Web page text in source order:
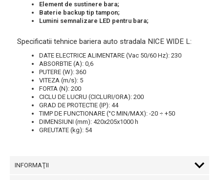
Element de sustinere bara;
Baterie backup tip tampon;
Lumini semnalizare LED pentru bara;
Specificatii tehnice bariera auto stradala NICE WIDE L:
DATE ELECTRICE ALIMENTARE (Vac 50/60 Hz): 230
ABSORBTIE (A): 0,6
PUTERE (W): 360
VITEZA (m/s): 5
FORTA (N): 200
CICLU DE LUCRU (CICLURI/ORA): 200
GRAD DE PROTECTIE (IP): 44
TIMP DE FUNCTIONARE (°C MIN/MAX): -20 ÷ +50
DIMENSIUNI (mm): 420x205x1000 h
GREUTATE (kg): 54
INFORMAŢII